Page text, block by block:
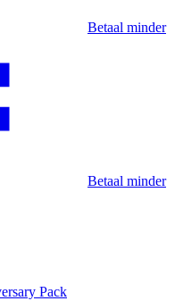
Betaal minder
Betaal minder
Pack